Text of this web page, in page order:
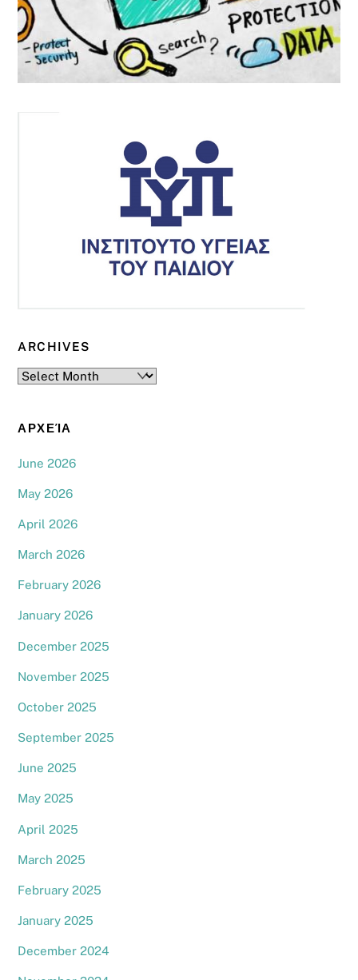
ARCHIVES
Archives
ΑΡΧΕΊΑ
June 2026
May 2026
April 2026
March 2026
February 2026
January 2026
December 2025
November 2025
October 2025
September 2025
June 2025
May 2025
April 2025
March 2025
February 2025
January 2025
December 2024